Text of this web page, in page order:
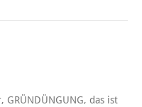
das ist